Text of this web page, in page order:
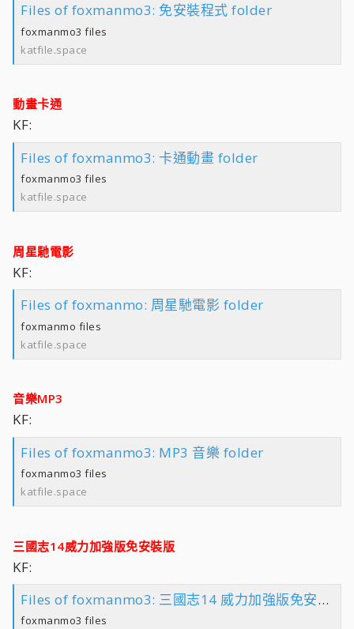
Files of foxmanmo3: 免安裝程式 folder
foxmanmo3 files
katfile.space
動畫卡通
KF:
Files of foxmanmo3: 卡通動畫 folder
foxmanmo3 files
katfile.space
周星馳電影
KF:
Files of foxmanmo: 周星馳電影 folder
foxmanmo files
katfile.space
音樂MP3
KF:
Files of foxmanmo3: MP3 音樂 folder
foxmanmo3 files
katfile.space
三國志14威力加強版免安裝版
KF:
Files of foxmanmo3: 三國志14 威力加強版免安裝版 folder
foxmanmo3 files